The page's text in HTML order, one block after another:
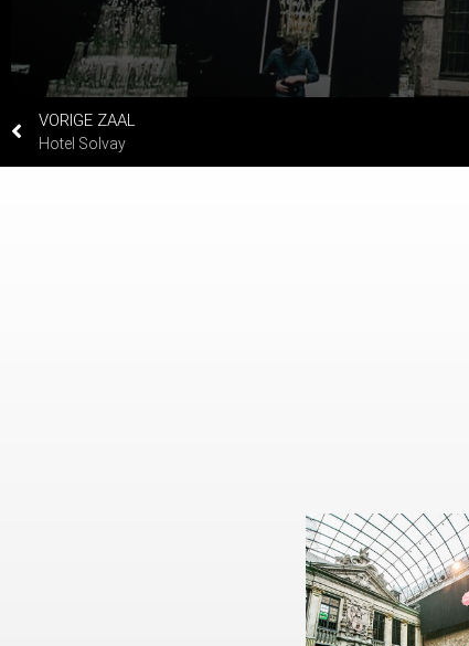
VORIGE ZAAL
Hotel Solvay